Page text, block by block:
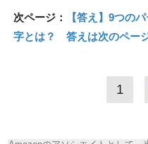
次ページ：
【答え】9つの
字とは？ 答えは次のペー
1